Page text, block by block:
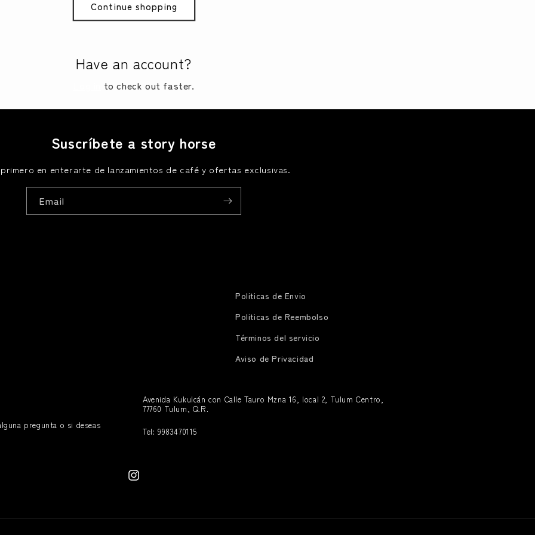
Continue shopping
Have an account?
to check out faster.
Suscríbete a story horse
en enterarte de lanzamientos de café y ofertas exclusivas.
Email
Politicas de Envio
Politicas de Reembolso
Términos del servicio
Aviso de Privacidad
pregunta o si deseas
Avenida Kukulcán con Calle Tauro Mzna 16, local 2, Tulum Centro,
77760 Tulum, Q.R.
Tel: 9983470115
Instagram